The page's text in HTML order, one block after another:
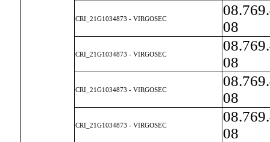
CRI_21G1034873 - VIRGOSEC
08
CRI_21G1034873 - VIRGOSEC
08
CRI_21G1034873 - VIRGOSEC
08
CRI_21G1034873 - VIRGOSEC
08